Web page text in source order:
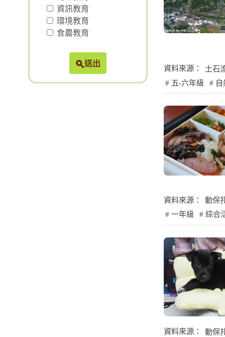
資訊教育
環境教育
食農教育
送出
資料來源：
土石
五-六年級
資料來源：
動保
一年級
綜合
資料來源：
動保